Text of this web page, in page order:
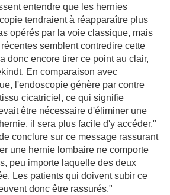
entendre que les hernies
tendraient à réapparaître plus
opérés par la voie classique, mais
semblent contredire cette
donc encore tirer ce point au clair,
En comparaison avec
l'endoscopie génère par contre
cicatriciel, ce qui signifie
être nécessaire d'éliminer une
il sera plus facile d'y accéder."
conclure sur ce message rassurant
une hernie lombaire ne comporte
peu importe laquelle des deux
Les patients qui doivent subir ce
donc être rassurés."